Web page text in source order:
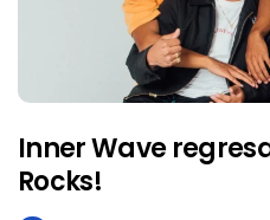
Inner Wave
Rocks!